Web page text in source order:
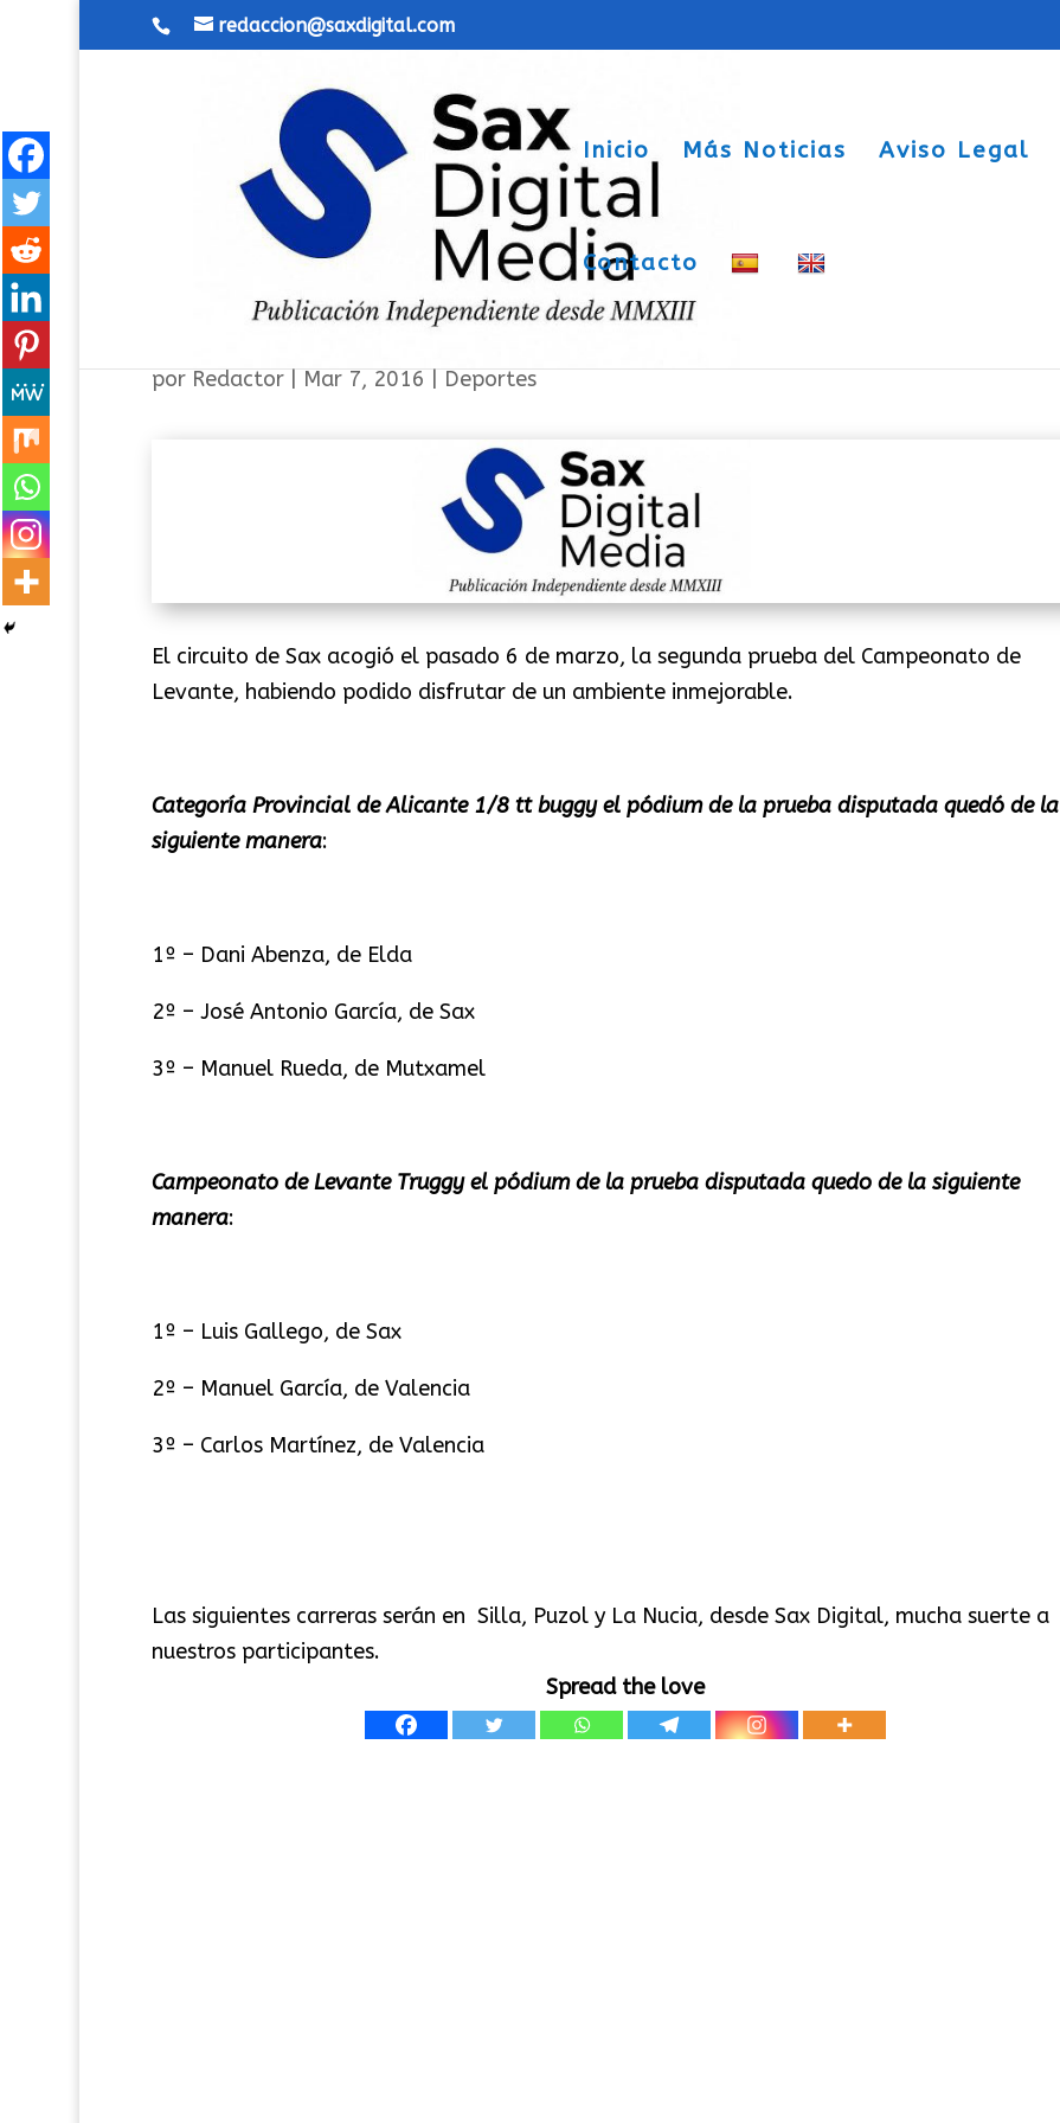
redaccion@saxdigital.com
Inicio Más Noticias Aviso Legal
Contacto
Radio Control en Sax
por Redactor| Mar 7, 2016 Deportes
El circuito de Sax acogió el pasado 6 de marzo, la segunda prueba del Campeonato de
Levante, habiendo podido disfrutar de un ambiente inmejorable.
Categoría Provincial de Alicante 1/8 tt buggy el pódium de la prueba disputada quedó de la
siguiente manera:
1º – Dani Abenza, de Elda
2º – José Antonio García, de Sax
3º – Manuel Rueda, de Mutxamel
Campeonato de Levante Truggy el pódium de la prueba disputada quedo de la siguiente
manera:
1º – Luis Gallego, de Sax
2º – Manuel García, de Valencia
3º – Carlos Martínez, de Valencia
Las siguientes carreras serán en Silla, Puzol y La Nucia, desde Sax Digital, mucha suerte a
nuestros participantes.
Spread the love